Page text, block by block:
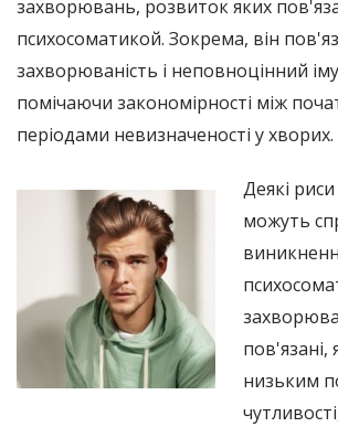
захворювань, розвиток яких
психосоматикой. Зокрема, він
захворюваність і неповноцінний
помічаючи закономірності між
періодами невизначеності у хворих.
Деякі риси
можуть
пов'язані,
низьким